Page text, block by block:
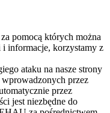
pomocą których można
i informacje, korzystamy z
ataku na nasze strony
przez
przez
jest niezbędne do